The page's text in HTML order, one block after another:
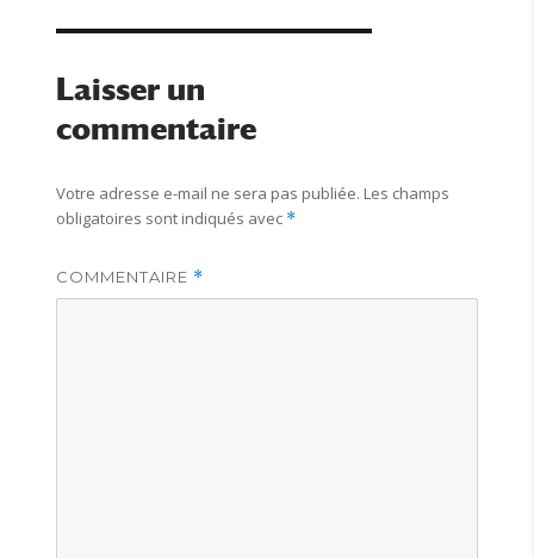
u
i
e
g
Laisser un
commentaire
Votre adresse e-mail ne sera pas publiée. Les champs
obligatoires sont indiqués avec *
COMMENTAIRE *